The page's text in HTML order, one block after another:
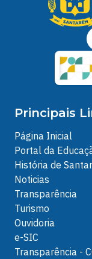
Principais
Página Inicial
Portal da
História de
Noticias
Transparência
Turismo
Ouvidoria
e-SIC
Transparência -